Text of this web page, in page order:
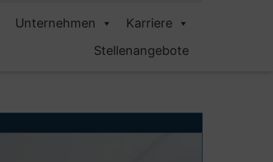
Unternehmen
Karriere
Stellenangebote